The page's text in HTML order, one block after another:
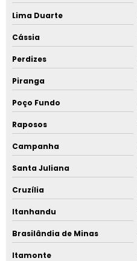
Lima Duarte
Cássia
Perdizes
Piranga
Poço Fundo
Raposos
Campanha
Santa Juliana
Cruzília
Itanhandu
Brasilândia de Minas
Itamonte